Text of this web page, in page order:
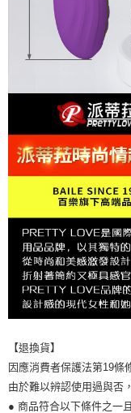
【退換貨】
因應消費者保護法第19條
由於難以辨認使用過與否
● 商品符合以下條件之一